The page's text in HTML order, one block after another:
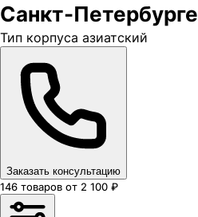
Санкт-Петербурге
Тип корпуса азиатский
Заказать консультацию
146 товаров от 2 100 ₽